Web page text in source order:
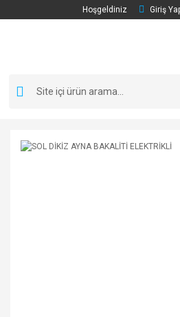
Hoşgeldiniz Giriş